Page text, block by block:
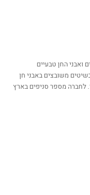
יהלומים ואבני החן טבעיים
משובצים באבני חן
לחברה מספר סניפים בארץ